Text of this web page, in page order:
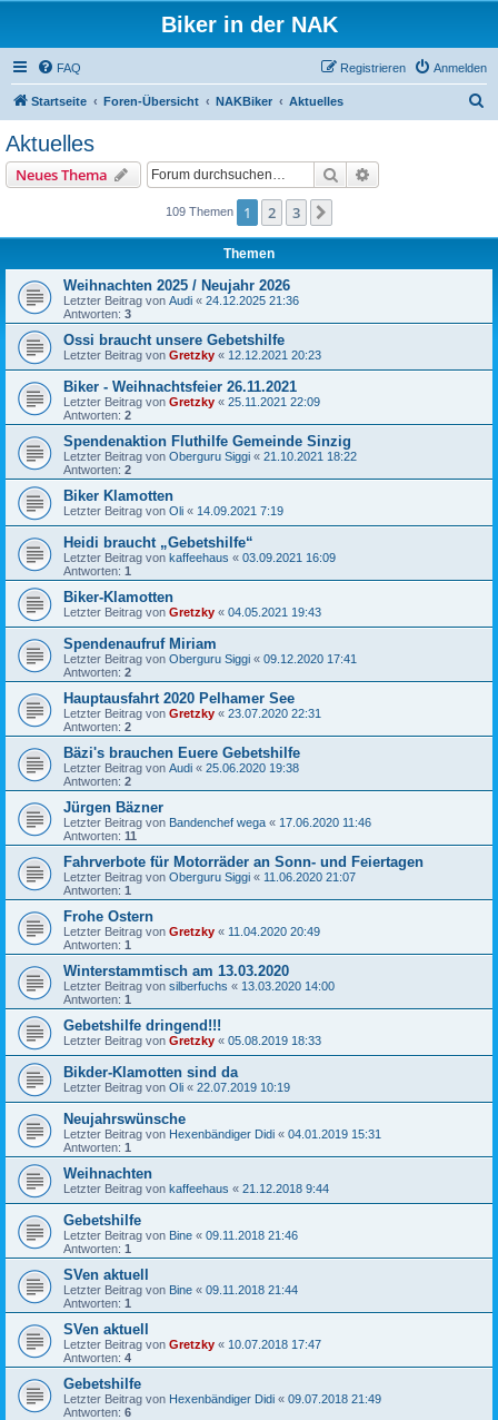
Biker in der NAK
FAQ Anmelden
Registrieren
Startseite Foren-Übersicht NAKBiker Aktuelles
Aktuelles
Neues Thema Suche
109 Themen 1 2 3
Themen
Weihnachten 2025 / Neujahr 2026
Letzter Beitrag von Audi « 24.12.2025 21:36
Antworten: 3
Ossi braucht unsere Gebetshilfe
Letzter Beitrag von Gretzky « 12.12.2021 20:23
Biker - Weihnachtsfeier 26.11.2021
Letzter Beitrag von Gretzky « 25.11.2021 22:09
Antworten: 2
Spendenaktion Fluthilfe Gemeinde Sinzig
Letzter Beitrag von Oberguru Siggi « 21.10.2021 18:22
Antworten: 2
Biker Klamotten
Letzter Beitrag von Oli « 14.09.2021 7:19
Heidi braucht „Gebetshilfe“
Letzter Beitrag von kaffeehaus « 03.09.2021 16:09
Antworten: 1
Biker-Klamotten
Letzter Beitrag von Gretzky « 04.05.2021 19:43
Spendenaufruf Miriam
Letzter Beitrag von Oberguru Siggi « 09.12.2020 17:41
Antworten: 2
Hauptausfahrt 2020 Pelhamer See
Letzter Beitrag von Gretzky « 23.07.2020 22:31
Antworten: 2
Bäzi's brauchen Euere Gebetshilfe
Letzter Beitrag von Audi « 25.06.2020 19:38
Antworten: 2
Jürgen Bäzner
Letzter Beitrag von Bandenchef wega « 17.06.2020 11:46
Antworten: 11
Fahrverbote für Motorräder an Sonn- und Feiertagen
Letzter Beitrag von Oberguru Siggi « 11.06.2020 21:07
Antworten: 1
Frohe Ostern
Letzter Beitrag von Gretzky « 11.04.2020 20:49
Antworten: 1
Winterstammtisch am 13.03.2020
Letzter Beitrag von silberfuchs « 13.03.2020 14:00
Antworten: 1
Gebetshilfe dringend!!!
Letzter Beitrag von Gretzky « 05.08.2019 18:33
Bikder-Klamotten sind da
Letzter Beitrag von Oli « 22.07.2019 10:19
Neujahrswünsche
Letzter Beitrag von Hexenbändiger Didi « 04.01.2019 15:31
Antworten: 1
Weihnachten
Letzter Beitrag von kaffeehaus « 21.12.2018 9:44
Gebetshilfe
Letzter Beitrag von Bine « 09.11.2018 21:46
Antworten: 1
SVen aktuell
Letzter Beitrag von Bine « 09.11.2018 21:44
Antworten: 1
SVen aktuell
Letzter Beitrag von Gretzky « 10.07.2018 17:47
Antworten: 4
Gebetshilfe
Letzter Beitrag von Hexenbändiger Didi « 09.07.2018 21:49
Antworten: 6